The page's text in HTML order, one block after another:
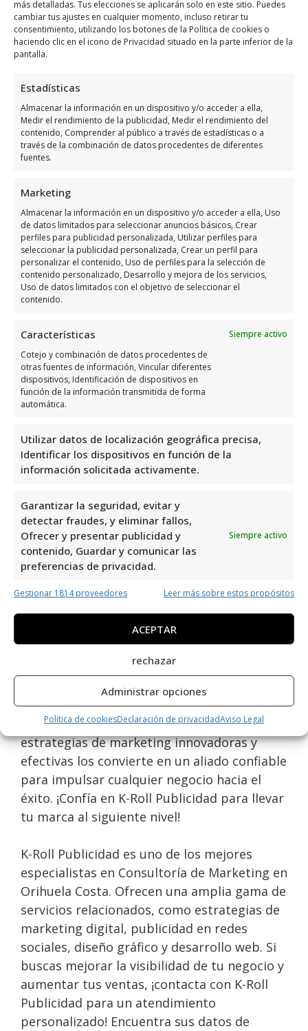
más detalladas. Tus elecciones se aplicarán solo en este sitio. Puedes
cambiar tus ajustes en cualquier momento, incluso retirar tu
consentimiento, utilizando los botones de la Política de cookies o
haciendo clic en el icono de Privacidad situado en la parte inferior de la
pantalla.
Estadísticas
Almacenar la información en un dispositivo y/o acceder a ella,
Medir el rendimiento de la publicidad, Medir el rendimiento del
contenido, Comprender al público a través de estadísticas o a
través de la combinación de datos procedentes de diferentes
fuentes.
Marketing
Almacenar la información en un dispositivo y/o acceder a ella, Uso
de datos limitados para seleccionar anuncios básicos, Crear
perfiles para publicidad personalizada, Utilizar perfiles para
seleccionar la publicidad personalizada, Crear un perfil para
personalizar el contenido, Uso de perfiles para la selección de
contenido personalizado, Desarrollo y mejora de los servicios,
Uso de datos limitados con el objetivo de seleccionar el
contenido.
Características
Siempre activo
Cotejo y combinación de datos procedentes de
otras fuentes de información, Vincular diferentes
dispositivos, Identificación de dispositivos en
función de la información transmitida de forma
automática.
Utilizar datos de localización geográfica precisa,
Identificar los dispositivos en función de la
información solicitada activamente.
Garantizar la seguridad, evitar y
detectar fraudes, y eliminar fallos,
Ofrecer y presentar publicidad y
contenido, Guardar y comunicar las
preferencias de privacidad.
Siempre activo
Gestionar 1814 proveedores Leer más sobre estos propósitos
ACEPTAR
rechazar
Administrar opciones
Política de cookiesDeclaración de privacidadAviso Legal
Como llegar a K-Roll Publicidad
K-Roll Publicidad
se encuentra ubicado en
habilitar este contenido
Días Horario
Lunes
Miércoles
10:00 a 18:00
Jueves
10:00 a 18:00
Sábado
Cerrado
Domingo
Cerrado
Opiniones y información
extra sobre K-Roll Publicidad
es una excelente opción en
Orihuela Costa para consultoría de
marketing. Con una valoración perfecta de
5,0 basada en 1 reseña, demuestran su
compromiso con la excelencia y la
satisfacción del cliente. Su enfoque en
estrategias de marketing innovadoras y
efectivas los convierte en un aliado confiable
para impulsar cualquier negocio hacia el
éxito. ¡Confía en K-Roll Publicidad para llevar
tu marca al siguiente nivel!
K-Roll Publicidad es uno de los mejores
especialistas en Consultoría de Marketing en
Orihuela Costa. Ofrecen una amplia gama de
servicios relacionados, como estrategias de
marketing digital, publicidad en redes
sociales, diseño gráfico y desarrollo web. Si
buscas mejorar la visibilidad de tu negocio y
aumentar tus ventas, ¡contacta con K-Roll
Publicidad para un atendimiento
personalizado! Encuentra sus datos de